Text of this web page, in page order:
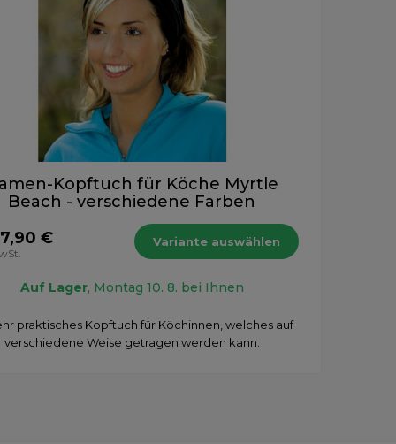
Kopftuch für Köche Myrtle
Beach - verschiedene Farben
€
Variante auswählen
Auf Lager, Montag 10. 8. bei Ihnen
praktisches Kopftuch für Köchinnen, welches auf
verschiedene Weise getragen werden kann.